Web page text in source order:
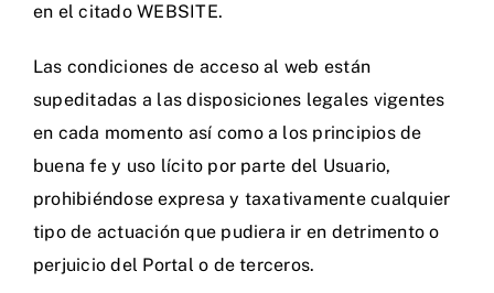
en el citado WEBSITE.
Las condiciones de acceso al web están
supeditadas a las disposiciones legales vigentes
en cada momento así como a los principios de
buena fe y uso lícito por parte del Usuario,
prohibiéndose expresa y taxativamente cualquier
tipo de actuación que pudiera ir en detrimento o
perjuicio del Portal o de terceros.